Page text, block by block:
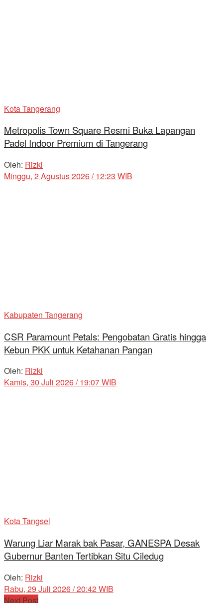
Kota Tangerang
Metropolis Town Square Resmi Buka Lapangan
Padel Indoor Premium di Tangerang
Oleh: Rizki
Minggu, 2 Agustus 2026 / 12:23 WIB
Kabupaten Tangerang
CSR Paramount Petals: Pengobatan Gratis hingga
Kebun PKK untuk Ketahanan Pangan
Oleh: Rizki
Kamis, 30 Juli 2026 / 19:07 WIB
Kota Tangsel
Warung Liar Marak bak Pasar, GANESPA Desak
Gubernur Banten Tertibkan Situ Ciledug
Oleh: Rizki
Rabu, 29 Juli 2026 / 20:42 WIB
Next Post